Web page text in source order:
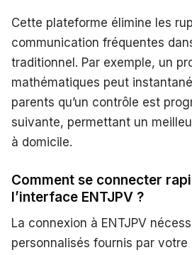
Cette plateforme élimine les
communication fréquentes
traditionnel. Par exemple, un
mathématiques peut
parents qu’un contrôle est
suivante, permettant un
à domicile.
Comment se connecter
l’interface ENTJPV ?
La connexion à ENTJPV
personnalisés fournis par